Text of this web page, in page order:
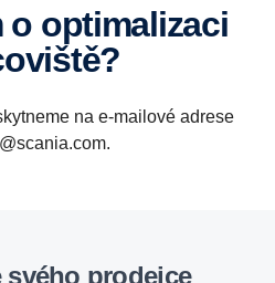
na e-mailové adrese
svého prodejce